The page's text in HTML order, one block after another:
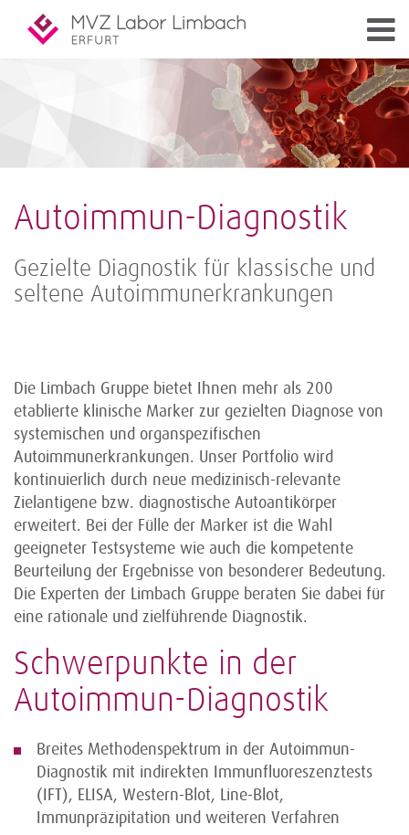
Autoimmun-Diagnostik
Gezielte Diagnostik für klassische und
seltene Autoimmunerkrankungen
Die Limbach Gruppe bietet Ihnen mehr als 200
etablierte klinische Marker zur gezielten Diagnose von
systemischen und organspezifischen
Autoimmunerkrankungen. Unser Portfolio wird
kontinuierlich durch neue medizinisch-relevante
Zielantigene bzw. diagnostische Autoantikörper
erweitert. Bei der Fülle der Marker ist die Wahl
geeigneter Testsysteme wie auch die kompetente
Beurteilung der Ergebnisse von besonderer Bedeutung.
Die Experten der Limbach Gruppe beraten Sie dabei für
eine rationale und zielführende Diagnostik.
Schwerpunkte in der
Autoimmun-Diagnostik
Breites Methodenspektrum in der Autoimmun-
Diagnostik mit indirekten Immunfluoreszenztests
(IFT), ELISA, Western-Blot, Line-Blot,
Immunpräzipitation und weiteren Verfahren